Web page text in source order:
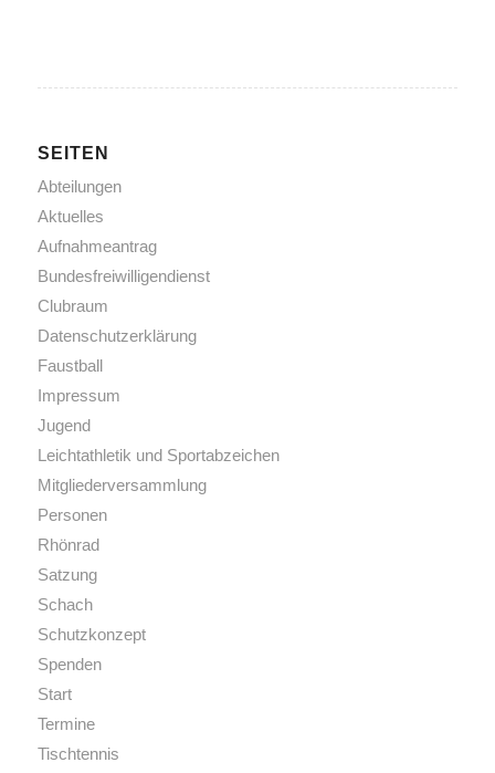
SEITEN
Abteilungen
Aktuelles
Aufnahmeantrag
Bundesfreiwilligendienst
Clubraum
Datenschutzerklärung
Faustball
Impressum
Jugend
Leichtathletik und Sportabzeichen
Mitgliederversammlung
Personen
Rhönrad
Satzung
Schach
Schutzkonzept
Spenden
Start
Termine
Tischtennis